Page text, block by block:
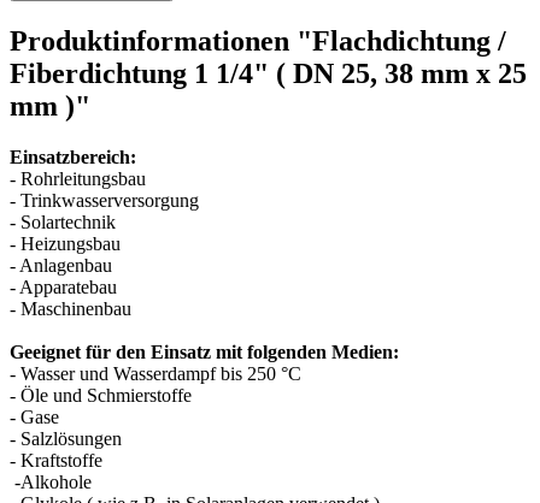
Produktinformationen "Flachdichtung /
Fiberdichtung 1 1/4" ( DN 25, 38 mm x 25
mm )"
Einsatzbereich:
- Rohrleitungsbau
- Trinkwasserversorgung
- Solartechnik
- Heizungsbau
- Anlagenbau
- Apparatebau
- Maschinenbau
Geeignet für den Einsatz mit folgenden Medien:
- Wasser und Wasserdampf bis 250 °C
- Öle und Schmierstoffe
- Gase
- Salzlösungen
- Kraftstoffe
-Alkohole